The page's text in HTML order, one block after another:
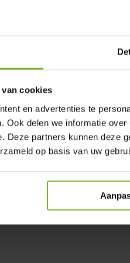
cookies
en advertenties te
Ook delen we informatie
Deze partners kunnen deze
op basis van uw
transversale pour créer un
de le laisser retomber.
Velcro et se monte et se